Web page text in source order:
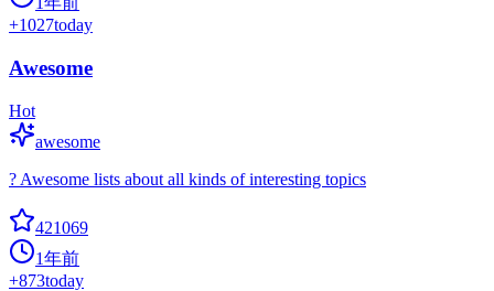
+1027today
Awesome
Hot
awesome
? Awesome lists about all kinds of interesting topics
421069
1年前
+873today